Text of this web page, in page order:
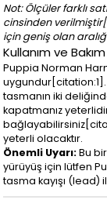
Not: Ölçüler farklı
cinsinden
için geniş olan
Kullanım ve Bakım
Puppia Norman
uygundur[citation:1].
tasmanın iki
kapatmanız
yeterli olacaktır.
Önemli Uyarı:Bu
yürüyüş için lütfen
tasma kayışı (lead)